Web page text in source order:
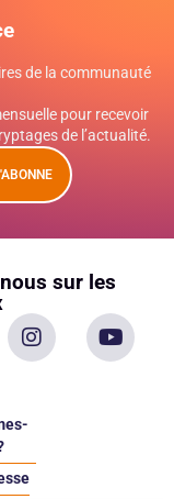
de la communauté
pour recevoir
de l’actualité.
sur les